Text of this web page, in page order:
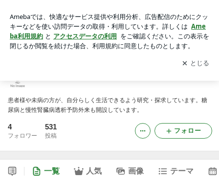
アプリをダウンロードして ブログの更新通知
を受け取りまし
ょう。
開く
患者様や未病の方が、自分らしく生活できるよう研究・探求しています。糖
尿病と慢性腎臓病透析予防外来も開設しています。
4
フォロワー
531
投稿
フォロー
一覧 人気 画像 テーマ